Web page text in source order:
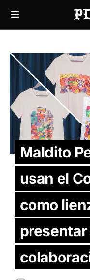
Maldito
usan el
como
presentar